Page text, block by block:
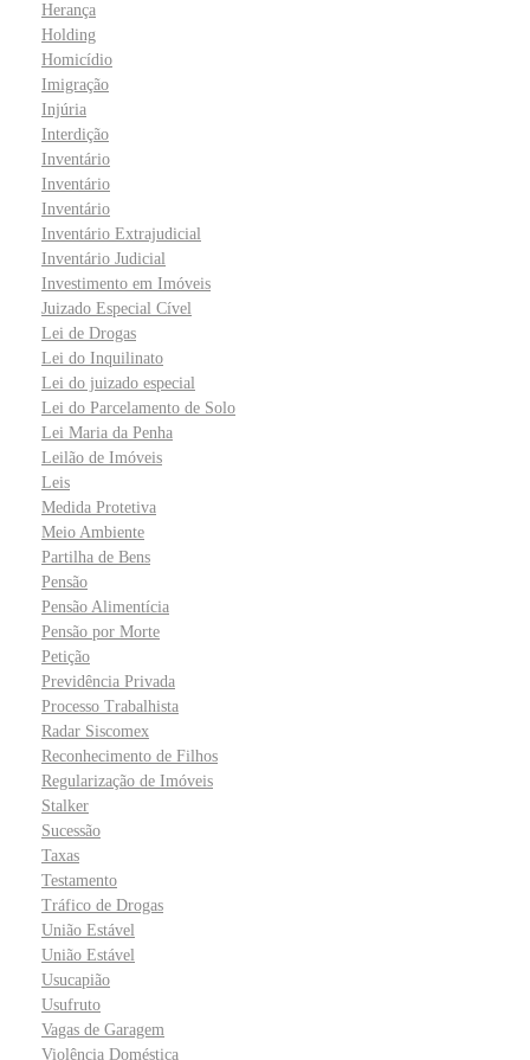
Herança
Holding
Homicídio
Imigração
Injúria
Interdição
Inventário
Inventário
Inventário
Inventário Extrajudicial
Inventário Judicial
Investimento em Imóveis
Juizado Especial Cível
Lei de Drogas
Lei do Inquilinato
Lei do juizado especial
Lei do Parcelamento de Solo
Lei Maria da Penha
Leilão de Imóveis
Leis
Medida Protetiva
Meio Ambiente
Partilha de Bens
Pensão
Pensão Alimentícia
Pensão por Morte
Petição
Previdência Privada
Processo Trabalhista
Radar Siscomex
Reconhecimento de Filhos
Regularização de Imóveis
Stalker
Sucessão
Taxas
Testamento
Tráfico de Drogas
União Estável
União Estável
Usucapião
Usufruto
Vagas de Garagem
Violência Doméstica